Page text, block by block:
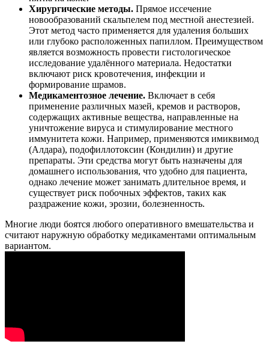
Хирургические методы. Прямое иссечение
новообразований скальпелем под местной анестезией.
Этот метод часто применяется для удаления больших
или глубоко расположенных папиллом. Преимуществом
является возможность провести гистологическое
исследование удалённого материала. Недостатки
включают риск кровотечения, инфекции и
формирование шрамов.
Медикаментозное лечение. Включает в себя
применение различных мазей, кремов и растворов,
содержащих активные вещества, направленные на
уничтожение вируса и стимулирование местного
иммунитета кожи. Например, применяются имиквимод
(Алдара), подофиллотоксин (Кондилин) и другие
препараты. Эти средства могут быть назначены для
домашнего использования, что удобно для пациента,
однако лечение может занимать длительное время, и
существует риск побочных эффектов, таких как
раздражение кожи, эрозии, болезненность.
Многие люди боятся любого оперативного вмешательства и
считают наружную обработку медикаментами оптимальным
вариантом.